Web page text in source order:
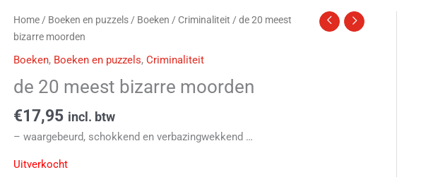
Home / Boeken en puzzels / Boeken / Criminaliteit / de 20 meest
bizarre moorden
Boeken, Boeken en puzzels,Criminaliteit
de 20 meest bizarre moorden
€17,95 incl. btw
– waargebeurd, schokkend en verbazingwekkend …
Uitverkocht